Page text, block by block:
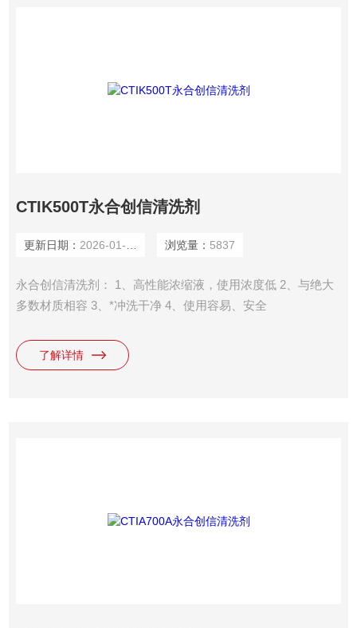
CTIK500T永合创信清洗剂
更新日期： 2026-01-14 浏览量： 5837
永合创信清洗剂： 1、高性能浓缩液，使用浓度低 2、与绝大
多数材质相容 3、*冲洗干净 4、使用容易、安全
了解详情